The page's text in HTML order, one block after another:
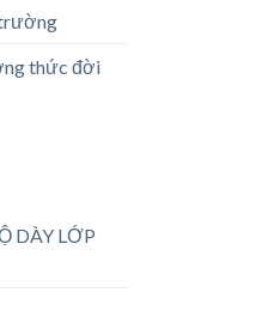
thức đời
DÀY LỚP